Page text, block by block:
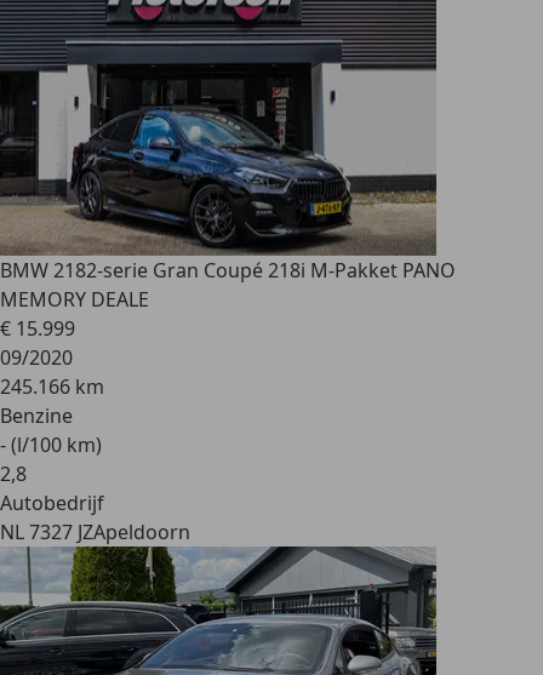
BMW 2182-serie Gran Coupé 218i M-Pakket PANO
MEMORY DEALE
€ 15.999
09/2020
245.166 km
Benzine
- (l/100 km)
2,8
Autobedrijf
NL 7327 JZApeldoorn